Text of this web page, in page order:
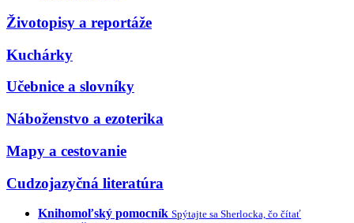
Životopisy a reportáže
Kuchárky
Učebnice a slovníky
Náboženstvo a ezoterika
Mapy a cestovanie
Cudzojazyčná literatúra
Knihomoľský pomocník Spýtajte sa Sherlocka, čo čítať